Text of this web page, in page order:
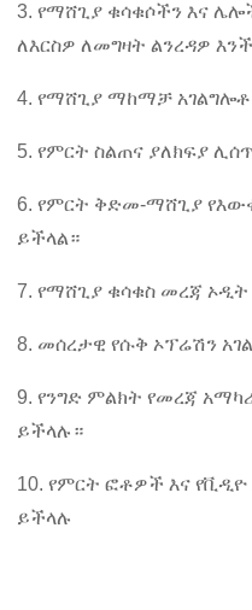
3. የማሸጊያ ቁሳቁሶችን እና
ለእርስዎ ለመግዛት ልንረዳዎ
4. የማሸጊያ ማከማቻ
5. የምርት ስልጠና ያለክፍያ
6. የምርት ቅድመ-ማሸጊያ
ይችላል።
7. የማሸጊያ ቁሳቁስ መረጃ
8. መሰረታዊ የሱቅ ኦፕሬሽን
9. የንግድ ምልክት የመረጃ
ይችላሉ።
10. የምርት ፎቶዎች እና
ይችላሉ